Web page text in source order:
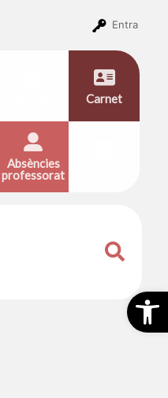
Entra
Carnet
Absències
professorat